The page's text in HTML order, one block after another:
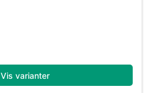
Vis varianter